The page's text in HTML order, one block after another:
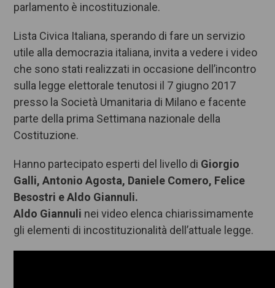
parlamento è incostituzionale.
Lista Civica Italiana, sperando di fare un servizio
utile alla democrazia italiana, invita a vedere i video
che sono stati realizzati in occasione dell’incontro
sulla legge elettorale tenutosi il 7 giugno 2017
presso la Società Umanitaria di Milano e facente
parte della prima Settimana nazionale della
Costituzione.
Hanno partecipato esperti del livello di Giorgio
Galli, Antonio Agosta, Daniele Comero, Felice
Besostri e Aldo Giannuli.
Aldo Giannuli nei video elenca chiarissimamente
gli elementi di incostituzionalità dell’attuale legge.